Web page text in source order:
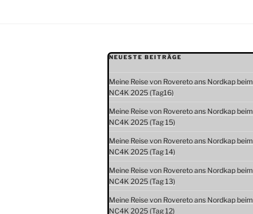
NEUESTE BEITRÄGE
Meine Reise von Rovereto ans Nordkap beim
NC4K 2025 (Tag16)
Meine Reise von Rovereto ans Nordkap beim
NC4K 2025 (Tag 15)
Meine Reise von Rovereto ans Nordkap beim
NC4K 2025 (Tag 14)
Meine Reise von Rovereto ans Nordkap beim
NC4K 2025 (Tag 13)
Meine Reise von Rovereto ans Nordkap beim
NC4K 2025 (Tag 12)